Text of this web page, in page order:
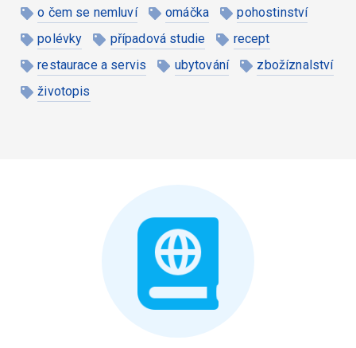
o čem se nemluví
omáčka
pohostinství
polévky
případová studie
recept
restaurace a servis
ubytování
zbožíznalství
životopis